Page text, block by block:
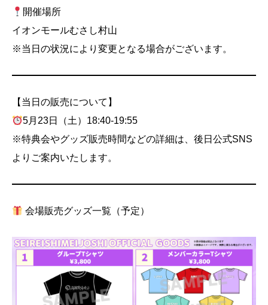
開催場所
イオンモールむさし村山
※当日の状況により変更となる場合がございます。
【当日の販売について】
5月23日（土）18:40-19:55
※特典会やグッズ販売時間などの詳細は、後日公式SNS
よりご案内いたします。
会場販売グッズ一覧（予定）